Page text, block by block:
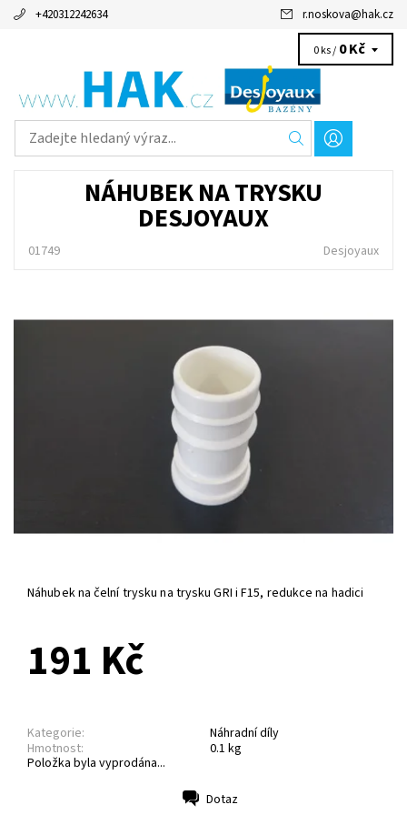
+420312242634 r.noskova@hak.cz
0 ks / 0 Kč
NÁHUBEK NA TRYSKU
DESJOYAUX
01749 Desjoyaux
Náhubek na čelní trysku na trysku GRI i F15, redukce na hadici
191 Kč
Kategorie:
Náhradní díly
Hmotnost:
0.1 kg
Položka byla vyprodána...
Dotaz